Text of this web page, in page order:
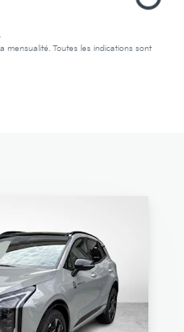
mensualité. Toutes les indications sont